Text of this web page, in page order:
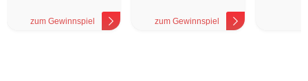
zum Gewinnspiel zum Gewinnspiel